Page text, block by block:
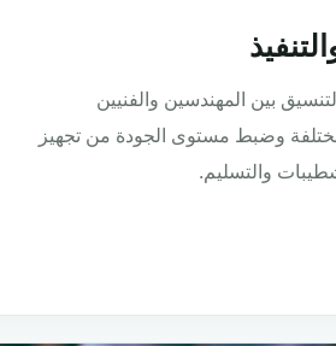
المهندسين والفنيين
مستوى الجودة من تجهيز